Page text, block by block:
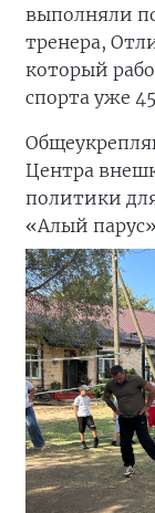
выполняли
тренера,
который
спорта уже
Центра
политики
«Алый